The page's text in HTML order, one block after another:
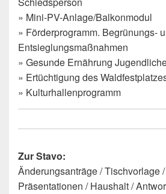
» Mini-PV-Anlage/Balkonmodul
» Förderprogramm. Begrünungs-
Entsieglungsmaßnahmen
» Gesunde Ernährung
» Ertüchtigung des
» Kulturhallenprogramm
Zur Stavo:
Änderungsanträge / Tischvorlage
Präsentationen / Haushalt /